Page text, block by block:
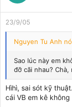
23/9/05
Nguyen Tu Anh
Sao lúc này em
đỡ cãi nhau? Chà,
Hìhì, sai sót kỹ
cái VB em kê